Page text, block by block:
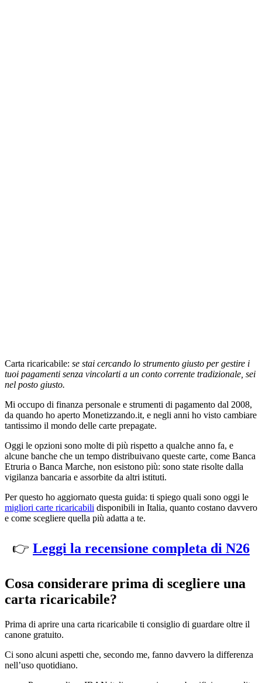
Carta ricaricabile: se stai cercando lo strumento giusto per gestire i
tuoi pagamenti senza vincolarti a un conto corrente tradizionale, sei
nel posto giusto.
Mi occupo di finanza personale e strumenti di pagamento dal 2008,
da quando ho aperto Monetizzando.it, e negli anni ho visto cambiare
tantissimo il mondo delle carte prepagate.
Oggi le opzioni sono molte di più rispetto a qualche anno fa, e
alcune banche che un tempo distribuivano queste carte, come Banca
Etruria o Banca Marche, non esistono più: sono state risolte dalla
vigilanza bancaria e assorbite da altri istituti.
Per questo ho aggiornato questa guida: ti spiego quali sono oggi le
migliori carte ricaricabili disponibili in Italia, quanto costano davvero
e come scegliere quella più adatta a te.
👉 Leggi la recensione completa di N26
Cosa considerare prima di scegliere una
carta ricaricabile?
Prima di aprire una carta ricaricabile ti consiglio di guardare oltre il
canone gratuito.
Ci sono alcuni aspetti che, secondo me, fanno davvero la differenza
nell’uso quotidiano.